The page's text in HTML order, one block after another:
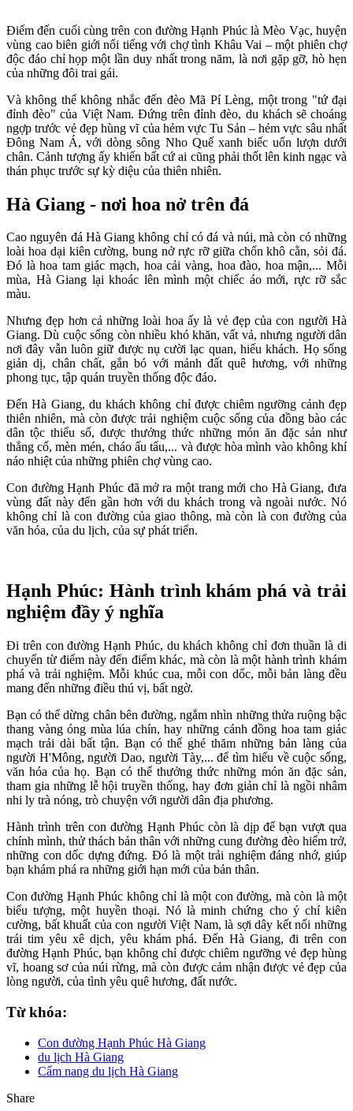
Điểm đến cuối cùng trên con đường Hạnh Phúc là Mèo Vạc, huyện
vùng cao biên giới nổi tiếng với chợ tình Khâu Vai – một phiên chợ
độc đáo chỉ họp một lần duy nhất trong năm, là nơi gặp gỡ, hò hẹn
của những đôi trai gái.
Và không thể không nhắc đến đèo Mã Pí Lèng, một trong "tứ đại
đỉnh đèo" của Việt Nam. Đứng trên đỉnh đèo, du khách sẽ choáng
ngợp trước vẻ đẹp hùng vĩ của hẻm vực Tu Sản – hẻm vực sâu nhất
Đông Nam Á, với dòng sông Nho Quế xanh biếc uốn lượn dưới
chân. Cảnh tượng ấy khiến bất cứ ai cũng phải thốt lên kinh ngạc và
thán phục trước sự kỳ diệu của thiên nhiên.
Hà Giang - nơi hoa nở trên đá
Cao nguyên đá Hà Giang không chỉ có đá và núi, mà còn có những
loài hoa dại kiên cường, bung nở rực rỡ giữa chốn khô cằn, sỏi đá.
Đó là hoa tam giác mạch, hoa cải vàng, hoa đào, hoa mận,... Mỗi
mùa, Hà Giang lại khoác lên mình một chiếc áo mới, rực rỡ sắc
màu.
Nhưng đẹp hơn cả những loài hoa ấy là vẻ đẹp của con người Hà
Giang. Dù cuộc sống còn nhiều khó khăn, vất vả, nhưng người dân
nơi đây vẫn luôn giữ được nụ cười lạc quan, hiếu khách. Họ sống
giản dị, chân chất, gắn bó với mảnh đất quê hương, với những
phong tục, tập quán truyền thống độc đáo.
Đến Hà Giang, du khách không chỉ được chiêm ngưỡng cảnh đẹp
thiên nhiên, mà còn được trải nghiệm cuộc sống của đồng bào các
dân tộc thiểu số, được thưởng thức những món ăn đặc sản như
thắng cố, mèn mén, cháo ấu tẩu,... và được hòa mình vào không khí
náo nhiệt của những phiên chợ vùng cao.
Con đường Hạnh Phúc đã mở ra một trang mới cho Hà Giang, đưa
vùng đất này đến gần hơn với du khách trong và ngoài nước. Nó
không chỉ là con đường của giao thông, mà còn là con đường của
văn hóa, của du lịch, của sự phát triển.
Hạnh Phúc: Hành trình khám phá và trải
nghiệm đầy ý nghĩa
Đi trên con đường Hạnh Phúc, du khách không chỉ đơn thuần là di
chuyển từ điểm này đến điểm khác, mà còn là một hành trình khám
phá và trải nghiệm. Mỗi khúc cua, mỗi con dốc, mỗi bản làng đều
mang đến những điều thú vị, bất ngờ.
Bạn có thể dừng chân bên đường, ngắm nhìn những thửa ruộng bậc
thang vàng óng mùa lúa chín, hay những cánh đồng hoa tam giác
mạch trải dài bất tận. Bạn có thể ghé thăm những bản làng của
người H'Mông, người Dao, người Tày,... để tìm hiểu về cuộc sống,
văn hóa của họ. Bạn có thể thưởng thức những món ăn đặc sản,
tham gia những lễ hội truyền thống, hay đơn giản chỉ là ngồi nhâm
nhi ly trà nóng, trò chuyện với người dân địa phương.
Hành trình trên con đường Hạnh Phúc còn là dịp để bạn vượt qua
chính mình, thử thách bản thân với những cung đường đèo hiểm trở,
những con dốc dựng đứng. Đó là một trải nghiệm đáng nhớ, giúp
bạn khám phá ra những giới hạn mới của bản thân.
Con đường Hạnh Phúc không chỉ là một con đường, mà còn là một
biểu tượng, một huyền thoại. Nó là minh chứng cho ý chí kiên
cường, bất khuất của con người Việt Nam, là sợi dây kết nối những
trái tim yêu xê dịch, yêu khám phá. Đến Hà Giang, đi trên con
đường Hạnh Phúc, bạn không chỉ được chiêm ngưỡng vẻ đẹp hùng
vĩ, hoang sơ của núi rừng, mà còn được cảm nhận được vẻ đẹp của
lòng người, của tình yêu quê hương, đất nước.
Từ khóa:
Con đường Hạnh Phúc Hà Giang
du lịch Hà Giang
Cẩm nang du lịch Hà Giang
Share